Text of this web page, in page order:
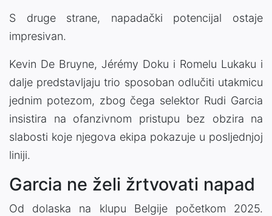
S druge strane, napadački potencijal ostaje
impresivan.
Kevin De Bruyne, Jérémy Doku i Romelu Lukaku i
dalje predstavljaju trio sposoban odlučiti utakmicu
jednim potezom, zbog čega selektor Rudi Garcia
insistira na ofanzivnom pristupu bez obzira na
slabosti koje njegova ekipa pokazuje u posljednjoj
liniji.
Garcia ne želi žrtvovati napad
Od dolaska na klupu Belgije početkom 2025.